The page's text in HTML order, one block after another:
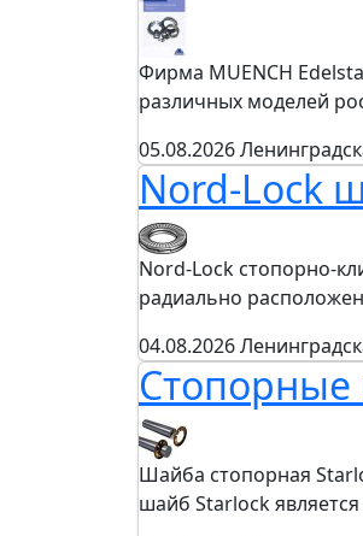
Фирма MUENCH
различных моделей
05.08.2026
Nord-Lock
Nord-Lock стопорно-
радиально
04.08.2026
Шайба стопорная
шайб Starlock